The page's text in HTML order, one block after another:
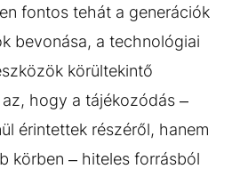
fontos tehát a generációk
bevonása, a technológiai
körültekintő
hogy a tájékozódás –
érintettek részéről, hanem
körben – hiteles forrásból